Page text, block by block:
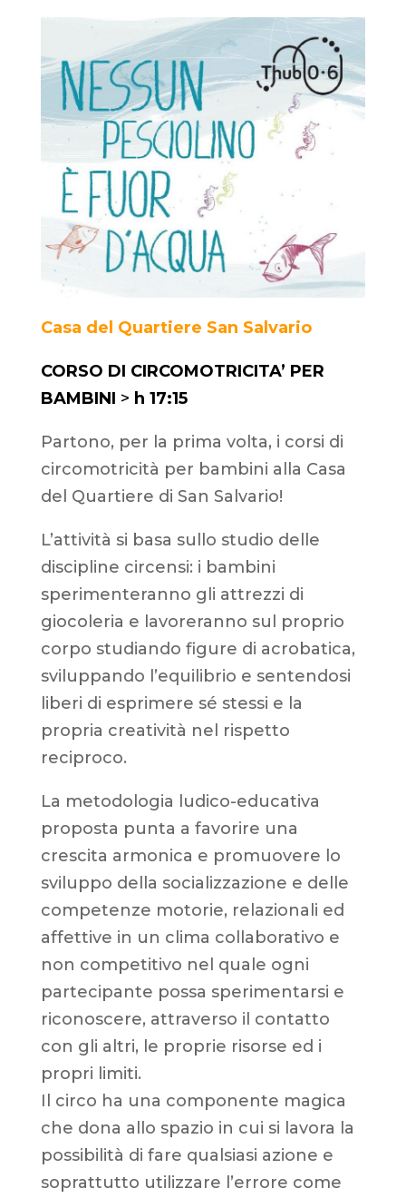
Casa del Quartiere San Salvario
CORSO DI CIRCOMOTRICITA’ PER
BAMBINI > h 17:15
Partono, per la prima volta, i corsi di
circomotricità per bambini alla Casa
del Quartiere di San Salvario!
L’attività si basa sullo studio delle
discipline circensi: i bambini
sperimenteranno gli attrezzi di
giocoleria e lavoreranno sul proprio
corpo studiando figure di acrobatica,
sviluppando l’equilibrio e sentendosi
liberi di esprimere sé stessi e la
propria creatività nel rispetto
reciproco.
La metodologia ludico-educativa
proposta punta a favorire una
crescita armonica e promuovere lo
sviluppo della socializzazione e delle
competenze motorie, relazionali ed
affettive in un clima collaborativo e
non competitivo nel quale ogni
partecipante possa sperimentarsi e
riconoscere, attraverso il contatto
con gli altri, le proprie risorse ed i
propri limiti.
Il circo ha una componente magica
che dona allo spazio in cui si lavora la
possibilità di fare qualsiasi azione e
soprattutto utilizzare l’errore come